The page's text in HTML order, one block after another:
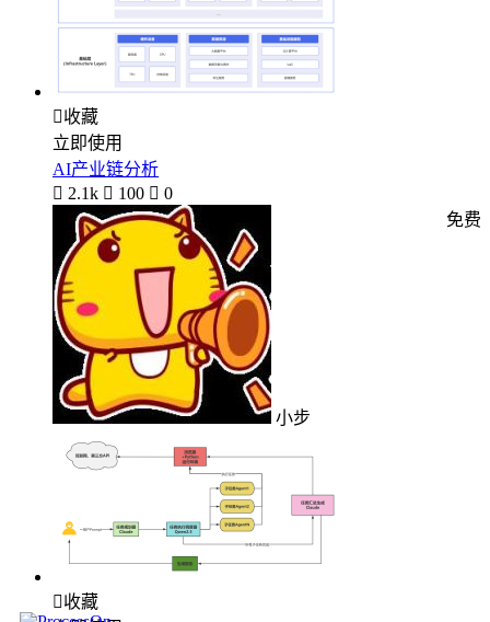
收藏
立即使用
AI产业链分析
 2.1k  100  0
小步
免费
收藏